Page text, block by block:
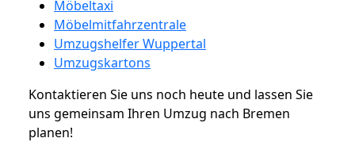
Möbeltaxi
Möbelmitfahrzentrale
Umzugshelfer Wuppertal
Umzugskartons
Kontaktieren Sie uns noch heute und lassen Sie
uns gemeinsam Ihren Umzug nach Bremen
planen!